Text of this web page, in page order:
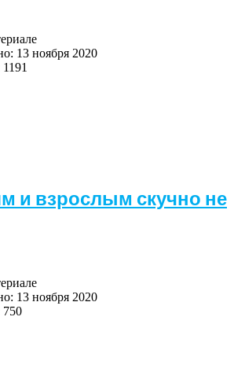
13 ноября 2020
и взрослым скучно не
13 ноября 2020
750